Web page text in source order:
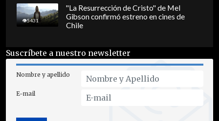
5431
"La Resurrección de Cristo" de Mel
Gibson confirmó estreno en cines de
Chile
Suscríbete a nuestro newsletter
Nombre y apellido
E-mail